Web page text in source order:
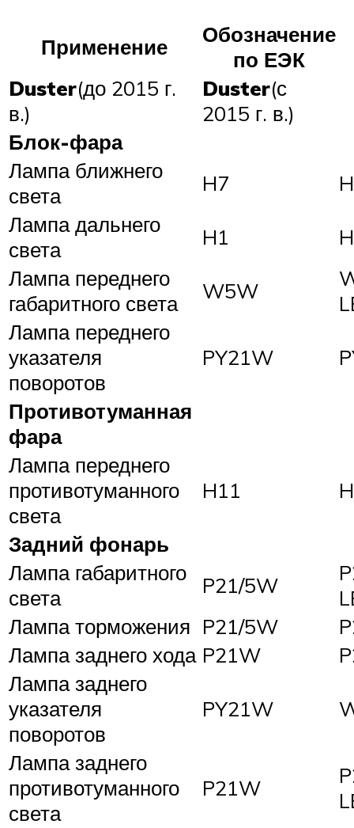
Применение
Обозначение
по ЕЭК
Duster(до 2015 г.
в.)
Duster(с
2015 г. в.)
Блок-фара
Лампа ближнего
света
H7
Лампа дальнего
света
H1
Лампа переднего
габаритного света
W5W
Лампа переднего
указателя
поворотов
PY21W
Противотуманная
фара
Лампа переднего
противотуманного
света
H11
Задний фонарь
Лампа габаритного
света
P21/5W
Лампа торможения P21/5W
Лампа заднего хода P21W
Лампа заднего
указателя
поворотов
PY21W
Лампа заднего
противотуманного
света
P21W